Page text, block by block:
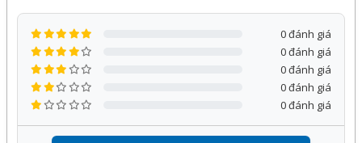
0 đánh giá
0 đánh giá
0 đánh giá
0 đánh giá
0 đánh giá